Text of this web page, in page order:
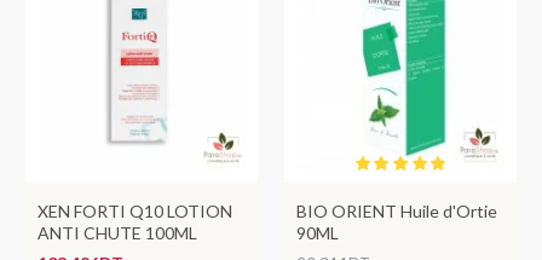
XEN FORTI Q10 LOTION
ANTI CHUTE 100ML
BIO ORIENT Huile d'Ortie
90ML